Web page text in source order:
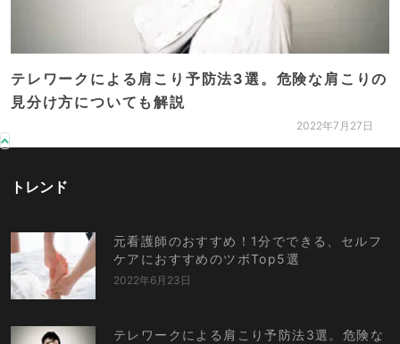
テレワークによる肩こり予防法3選。危険な肩こりの
見分け方についても解説
2022年7月27日
トレンド
元看護師のおすすめ！1分でできる、セルフ
ケアにおすすめのツボTop5選
2022年6月23日
テレワークによる肩こり予防法3選。危険な